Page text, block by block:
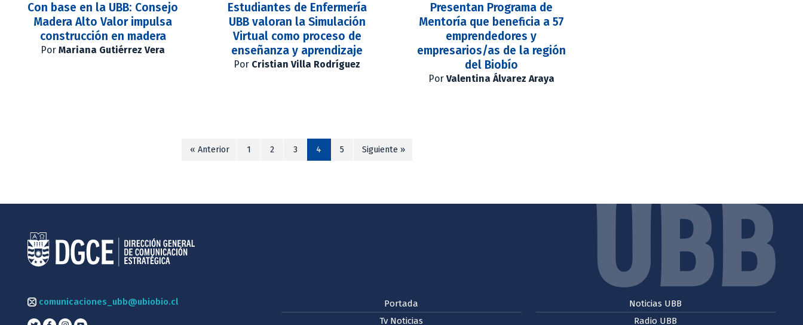
Con base en la UBB: Consejo
Madera Alto Valor impulsa
construcción en madera
PorMariana Gutiérrez Vera
Estudiantes de Enfermería
UBB valoran la Simulación
Virtual como proceso de
enseñanza y aprendizaje
Por Cristian Villa Rodríguez
Presentan Programa de
Mentoría que beneficia a 57
emprendedores y
empresarios/as de la región
del Biobío
Por Valentina Álvarez Araya
« Anterior 1 2 3 4 5 Siguiente »
comunicaciones_ubb@ubiobio.cl
Portada
Tv Noticias
Noticias UBB
Radio UBB